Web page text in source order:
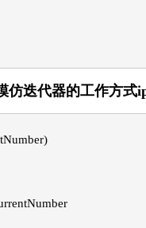
迭代器的工作方式